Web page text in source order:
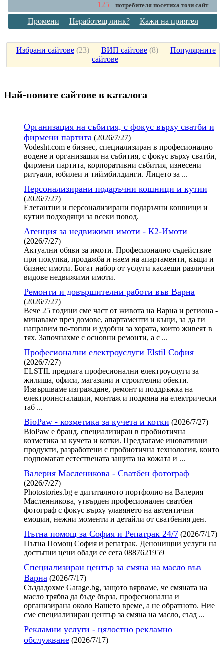
125 потребителя посетиха този сайт
Промени Неработещ линк? Кажи на приятел
Избрани сайтове (23) ВИП сайтове (8) Популярните
сайтове
Най-новите сайтoве в каталога
Организация на събития, с фокус върху сватби и
фирмени партита (2026/7/27)
Vodesht.com е бизнес, специализиран в професионално
водене и организация на събития, с фокус върху сватби,
фирмени партита, корпоративни събития, изнесени
ритуали, юбилеи и тиймбилдинги. Лицето за ...
Персонализирани подаръчни кошници и кутии
(2026/7/27)
Елегантни и персонализирани подаръчни кошници и
кутии подходящи за всеки повод.
Агенция за недвижими имоти - К2-Имоти
(2026/7/27)
Актуални обяви за имоти. Професионално съдействие
при покупка, продажба и наем на апартаменти, къщи и
бизнес имоти. Богат набор от услуги касаещи различни
видове недвижими имоти.
Ремонти и довършителни работи във Варна
(2026/7/27)
Вече 25 години сме част от живота на Варна и региона -
минаваме през домове, апартаменти и къщи, за да ги
направим по-топли и удобни за хората, които живеят в
тях. Започнахме с основни ремонти, а с ...
Професионални електроуслуги Elstil София
(2026/7/27)
ELSTIL предлага професионални електроуслуги за
жилища, офиси, магазини и строителни обекти.
Извършваме изграждане, ремонт и поддръжка на
електроинсталации, монтаж и подмяна на електрически
таб ...
BioPaw - козметика за кучета и котки (2026/7/27)
BioPaw е бранд, специализиран в пробиотична
козметика за кучета и котки. Предлагаме иновативни
продукти, разработени с пробиотична технология, които
подпомагат естествената защита на кожата и ...
Валерия Масленикова - Сватбен фотограф
(2026/7/27)
Photostories.bg е дигиталното портфолио на Валерия
Масленникова, утвърден професионален сватбен
фотограф с фокус върху улавянето на автентични
емоции, нежни моменти и детайли от сватбения ден.
Пътна помощ за София и Репатрак 24/7 (2026/7/17)
Пътна Помощ София и репатрак. Денонищни услуги на
достъпни цени обади се сега 0887621959
Специализиран център за смяна на масло във
Варна (2026/7/17)
Създадохме Garage.bg, защото вярваме, че смяната на
масло трябва да бъде бърза, професионална и
организирана около Вашето време, а не обратното. Ние
сме специализиран център за смяна на масло, създ ...
Рекламни услуги - цялостно рекламно
обслужване (2026/7/17)